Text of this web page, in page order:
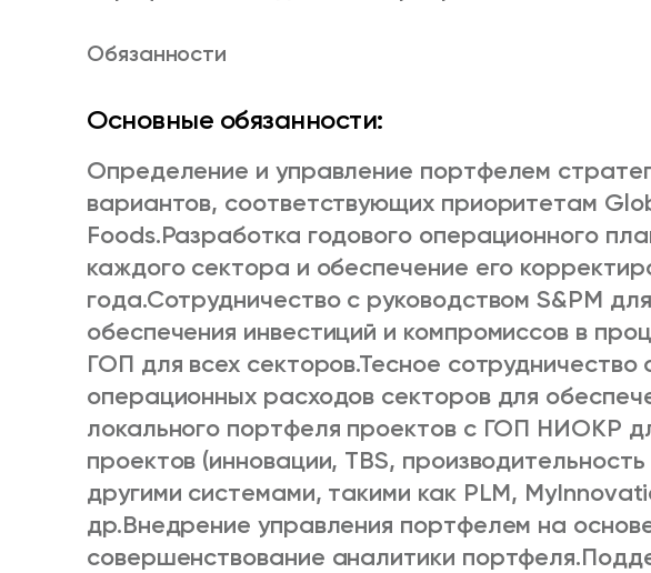
Обязанности
Основные обязанности:
Определение и управление портфелем
вариантов, соответствующих приоритетам
Foods.Разработка годового операционного
каждого сектора и обеспечение его
года.Сотрудничество с руководством S&PM
обеспечения инвестиций и компромиссов в
ГОП для всех секторов.Тесное сотрудничество
операционных расходов секторов для
локального портфеля проектов с ГОП НИОКР
проектов (инновации, TBS, производительность
другими системами, такими как PLM,
др.Внедрение управления портфелем на
совершенствование аналитики портфеля.